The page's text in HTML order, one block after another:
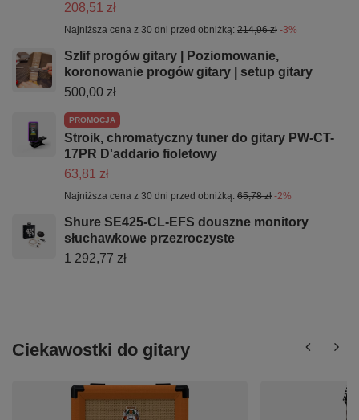
208,51 zł
Najniższa cena z 30 dni przed obniżką: 214,96 zł -3%
Szlif progów gitary | Poziomowanie,
koronowanie progów gitary | setup gitary
500,00 zł
PROMOCJA
Stroik, chromatyczny tuner do gitary PW-CT-
17PR D'addario fioletowy
63,81 zł
Najniższa cena z 30 dni przed obniżką: 65,78 zł -2%
Shure SE425-CL-EFS douszne monitory
słuchawkowe przezroczyste
1 292,77 zł
Ciekawostki do gitary